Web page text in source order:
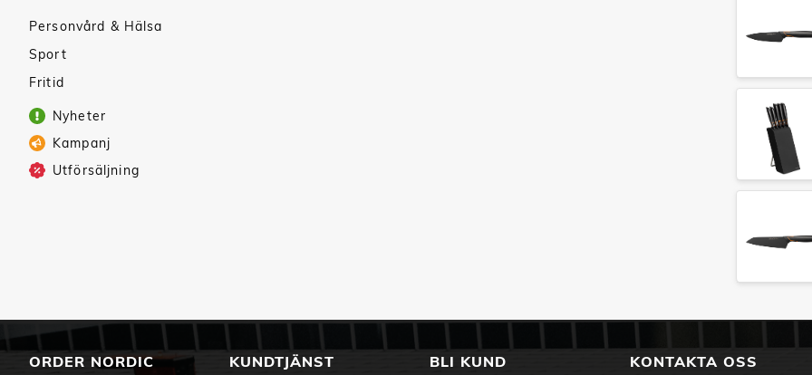
Personvård & Hälsa
Sport
Fritid
Nyheter
Kampanj
Utförsäljning
ORDER NORDIC
KUNDTJÄNST
BLI KUND
KONTAKTA OSS